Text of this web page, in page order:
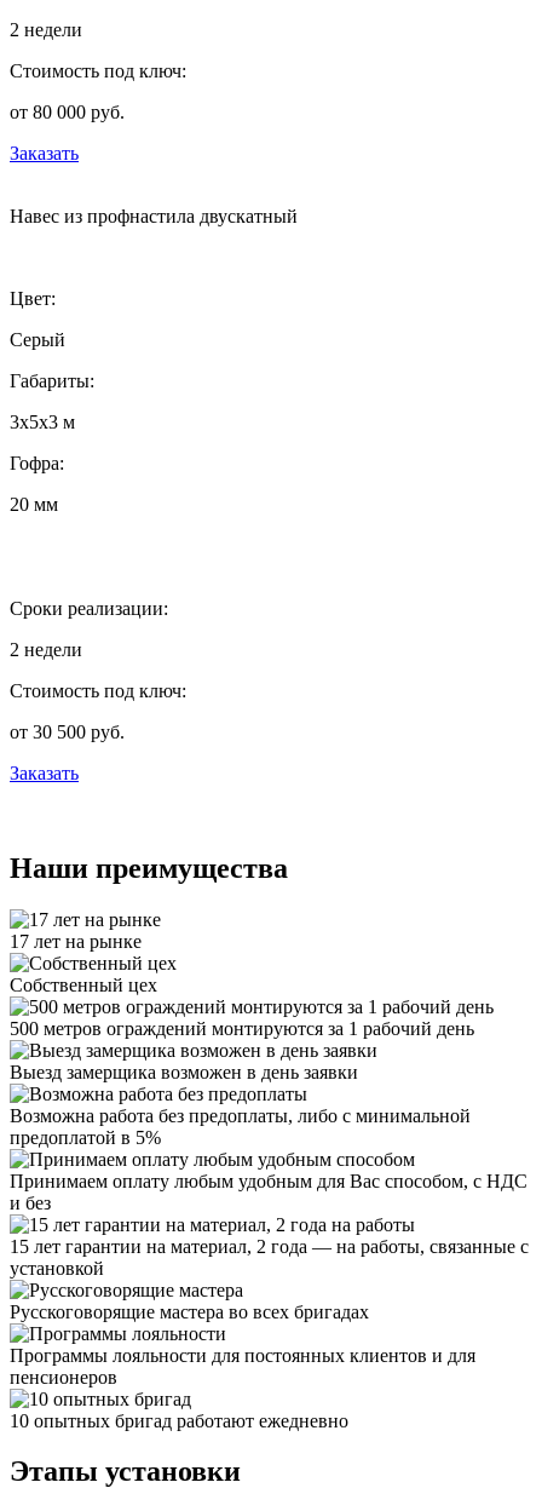
2 недели
Стоимость под ключ:
от 80 000 руб.
Заказать
Навес из профнастила двускатный
Цвет:
Серый
Габариты:
3х5х3 м
Гофра:
20 мм
Сроки реализации:
2 недели
Стоимость под ключ:
от 30 500 руб.
Заказать
Наши преимущества
17 лет на рынке
Собственный цех
500 метров ограждений монтируются за 1 рабочий день
Выезд замерщика возможен в день заявки
Возможна работа без предоплаты, либо с минимальной
предоплатой в 5%
Принимаем оплату любым удобным для Вас способом, с НДС
и без
15 лет гарантии на материал, 2 года — на работы, связанные с
установкой
Русскоговорящие мастера во всех бригадах
Программы лояльности для постоянных клиентов и для
пенсионеров
10 опытных бригад работают ежедневно
Этапы установки